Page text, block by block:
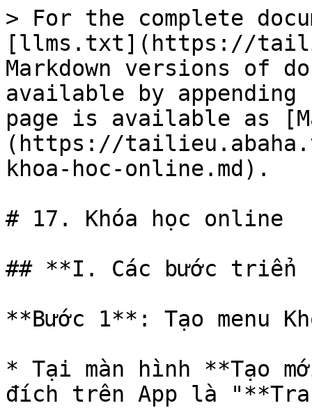
> For the complete
[llms.txt](https://
Markdown versions of
available by
page is available as
(https://
khoa-hoc-online.md).
# 17. Khóa học online
## **I. Các bước triển
**Bước 1**: Tạo menu
* Tại màn hình **Tạo
đích trên App là